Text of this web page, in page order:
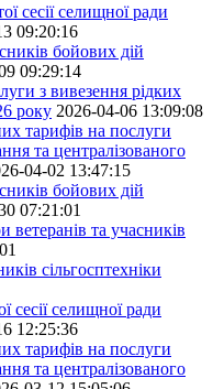
сесії селищної ради
09:20:16
бойових дій
09:29:14
з вивезення рідких
року 2026-04-06 13:09:08
тарифів на послуги
та централізованого
04-02 13:47:15
бойових дій
07:21:01
ветеранів та учасників
сільгосптехніки
сесії селищної ради
12:25:36
тарифів на послуги
та централізованого